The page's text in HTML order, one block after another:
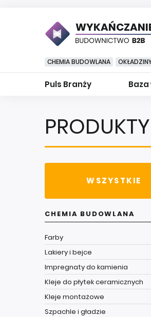
CHEMIA BUDOWLANA
Puls Branży
PRODUKTY
WSZYSTKIE
CHEMIA BUDOWLANA
Farby
Lakiery i bejce
Impregnaty do kamienia
Kleje do płytek ceramicznych
Kleje montażowe
Szpachle i gładzie